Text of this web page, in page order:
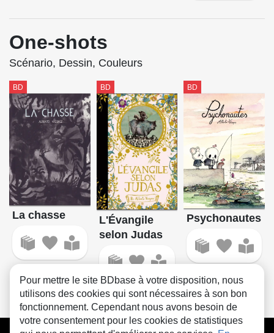
One-shots
Scénario, Dessin, Couleurs
BD
La chasse
BD
L'Évangile
selon Judas
BD
Psychonautes
CGU FAQ Contact Cookies
Pour mettre le site BDbase à votre disposition, nous
utilisons des cookies qui sont nécessaires à son bon
fonctionnement. Cependant nous avons besoin de
votre consentement pour les cookies de statistiques